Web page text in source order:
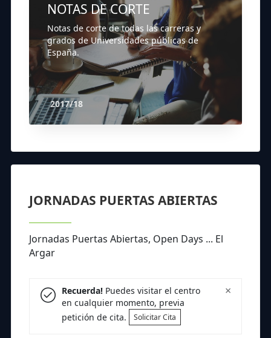
NOTAS DE CORTE
Notas de corte de todas las carreras y
grados de Universidades públicas de
España.
2017/18
JORNADAS PUERTAS ABIERTAS
Jornadas Puertas Abiertas, Open Days ... El
Argar
×
Recuerda!Puedes visitar el centro
en cualquier momento, previa
petición de cita.
Solicitar Cita